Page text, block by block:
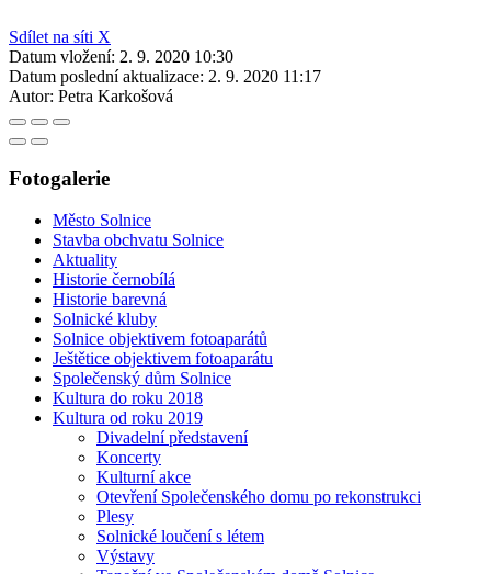
Sdílet na síti X
Datum vložení: 2. 9. 2020 10:30
Datum poslední aktualizace: 2. 9. 2020 11:17
Autor: Petra Karkošová
Fotogalerie
Město Solnice
Stavba obchvatu Solnice
Aktuality
Historie černobílá
Historie barevná
Solnické kluby
Solnice objektivem fotoaparátů
Ještětice objektivem fotoaparátu
Společenský dům Solnice
Kultura do roku 2018
Kultura od roku 2019
Divadelní představení
Koncerty
Kulturní akce
Otevření Společenského domu po rekonstrukci
Plesy
Solnické loučení s létem
Výstavy